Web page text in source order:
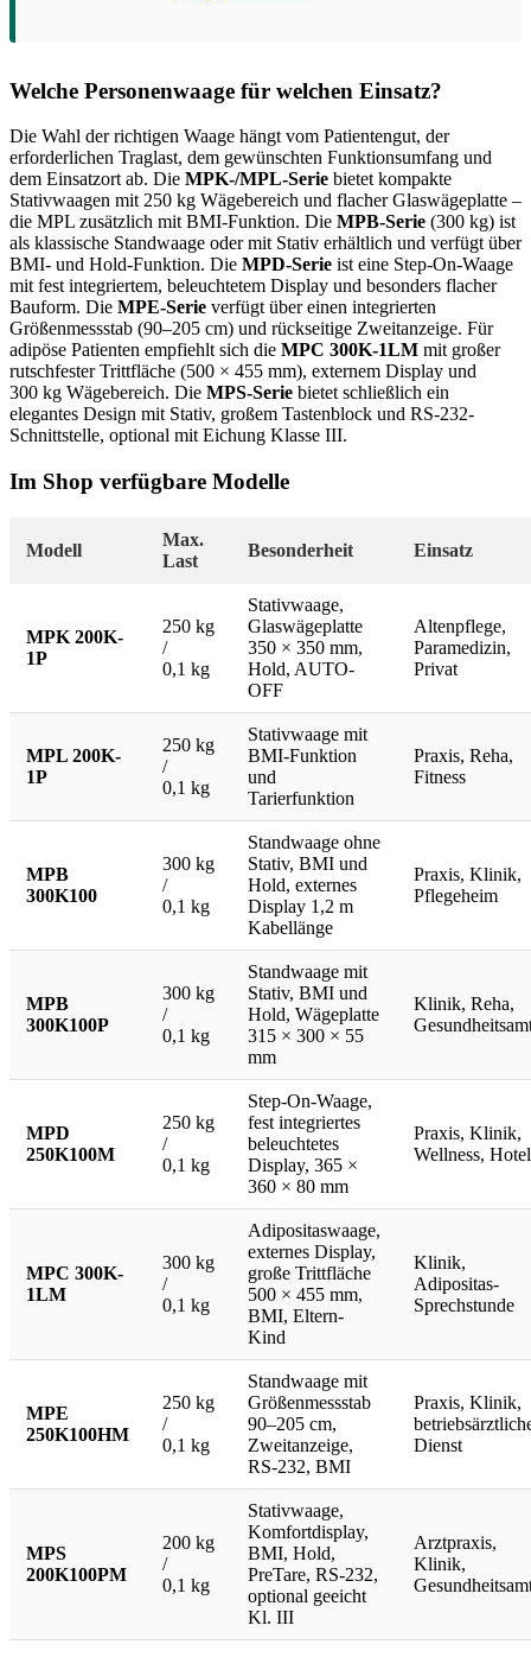
Welche Personenwaage für welchen Einsatz?
Die Wahl der richtigen Waage hängt vom Patientengut, der
erforderlichen Traglast, dem gewünschten Funktionsumfang und
dem Einsatzort ab. Die MPK-/MPL-Serie bietet kompakte
Stativwaagen mit 250 kg Wägebereich und flacher Glaswägeplatte –
die MPL zusätzlich mit BMI-Funktion. Die MPB-Serie (300 kg) ist
als klassische Standwaage oder mit Stativ erhältlich und verfügt über
BMI- und Hold-Funktion. Die MPD-Serie ist eine Step-On-Waage
mit fest integriertem, beleuchtetem Display und besonders flacher
Bauform. Die MPE-Serie verfügt über einen integrierten
Größenmessstab (90–205 cm) und rückseitige Zweitanzeige. Für
adipöse Patienten empfiehlt sich die MPC 300K-1LM mit großer
rutschfester Trittfläche (500 × 455 mm), externem Display und
300 kg Wägebereich. Die MPS-Serie bietet schließlich ein
elegantes Design mit Stativ, großem Tastenblock und RS-232-
Schnittstelle, optional mit Eichung Klasse III.
Im Shop verfügbare Modelle
Modell
Max.
Last
Besonderheit Einsatz
MPK 200K-
1P
250 kg
/
0,1 kg
Stativwaage,
Glaswägeplatte
350 × 350 mm,
Hold, AUTO-
OFF
Altenpflege,
Paramedizin,
Privat
MPL 200K-
1P
250 kg
/
0,1 kg
Stativwaage mit
BMI-Funktion
und
Tarierfunktion
Praxis, Reha,
Fitness
MPB
300K100
300 kg
/
0,1 kg
Standwaage ohne
Stativ, BMI und
Hold, externes
Display 1,2 m
Kabellänge
Praxis, Klinik,
Pflegeheim
MPB
300K100P
300 kg
/
0,1 kg
Standwaage mit
Stativ, BMI und
Hold, Wägeplatte
315 × 300 × 55
mm
Klinik, Reha,
MPD
250K100M
250 kg
/
0,1 kg
Step-On-Waage,
fest integriertes
beleuchtetes
Display, 365 ×
360 × 80 mm
Praxis, Klinik,
Wellness, Hotel
MPC 300K-
1LM
300 kg
/
0,1 kg
Adipositaswaage,
externes Display,
große Trittfläche
500 × 455 mm,
BMI, Eltern-
Kind
Klinik,
Adipositas-
Sprechstunde
MPE
250K100HM
250 kg
/
0,1 kg
Standwaage mit
Größenmessstab
90–205 cm,
Zweitanzeige,
RS-232, BMI
Praxis, Klinik,
Dienst
MPS
200K100PM
200 kg
/
0,1 kg
Stativwaage,
Komfortdisplay,
BMI, Hold,
PreTare, RS-232,
optional geeicht
Kl. III
Arztpraxis,
Klinik,